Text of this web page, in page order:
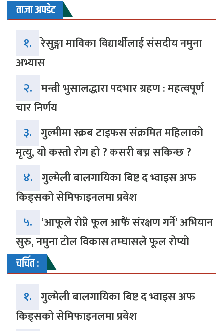
ताजा अपडेट
१. रेसुङ्गा माविका विद्यार्थीलाई संसदीय नमुना
अभ्यास
२. मन्त्री भुसालद्धारा पदभार ग्रहण : महत्वपूर्ण
चार निर्णय
३. गुल्मीमा स्क्रब टाइफस संक्रमित महिलाको
मृत्यु, यो कस्तो रोग हो ? कसरी बच्न सकिन्छ ?
४. गुल्मेली बालगायिका बिष्ट द भ्वाइस अफ
किड्सको सेमिफाइनलमा प्रवेश
५. ‘आफूले रोप्ने फूल आफैं संरक्षण गर्ने’ अभियान
सुरु, नमुना टोल विकास तम्घासले फूल रोप्यो
चर्चित :
१. गुल्मेली बालगायिका बिष्ट द भ्वाइस अफ
किड्सको सेमिफाइनलमा प्रवेश